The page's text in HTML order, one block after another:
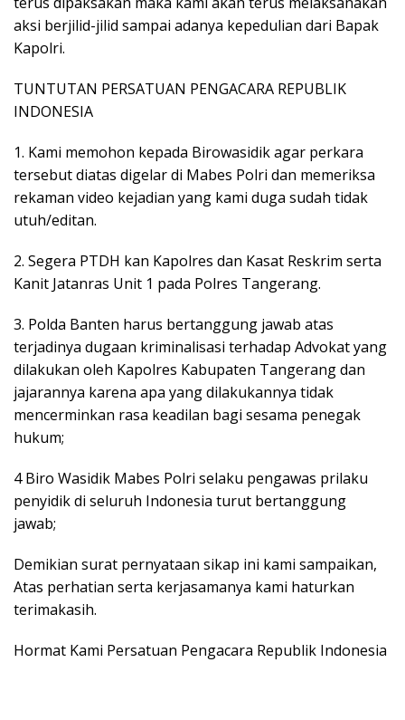
aksi berjilid-jilid sampai adanya kepedulian dari Bapak
Kapolri.
TUNTUTAN PERSATUAN PENGACARA REPUBLIK
INDONESIA
1. Kami memohon kepada Birowasidik agar perkara
tersebut diatas digelar di Mabes Polri dan memeriksa
rekaman video kejadian yang kami duga sudah tidak
utuh/editan.
2. Segera PTDH kan Kapolres dan Kasat Reskrim serta
Kanit Jatanras Unit 1 pada Polres Tangerang.
3. Polda Banten harus bertanggung jawab atas
terjadinya dugaan kriminalisasi terhadap Advokat yang
dilakukan oleh Kapolres Kabupaten Tangerang dan
jajarannya karena apa yang dilakukannya tidak
mencerminkan rasa keadilan bagi sesama penegak
hukum;
4 Biro Wasidik Mabes Polri selaku pengawas prilaku
penyidik di seluruh Indonesia turut bertanggung
jawab;
Demikian surat pernyataan sikap ini kami sampaikan,
Atas perhatian serta kerjasamanya kami haturkan
terimakasih.
Hormat Kami Persatuan Pengacara Republik Indonesia